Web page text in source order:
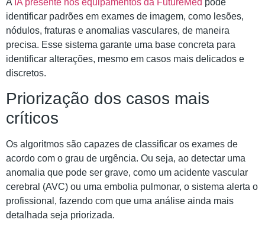
identificar padrões em exames de imagem, como lesões,
nódulos, fraturas e anomalias vasculares, de maneira
precisa. Esse sistema garante uma base concreta para
identificar alterações, mesmo em casos mais delicados e
discretos.
Priorização dos casos mais
críticos
Os algoritmos são capazes de classificar os exames de
acordo com o grau de urgência. Ou seja, ao detectar uma
anomalia que pode ser grave, como um acidente vascular
cerebral (AVC) ou uma embolia pulmonar, o sistema alerta o
profissional, fazendo com que uma análise ainda mais
detalhada seja priorizada.